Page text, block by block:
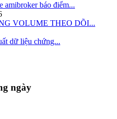
amibroker báo điểm...
VOLUME THEO DÕI...
dữ liệu chứng...
ngày